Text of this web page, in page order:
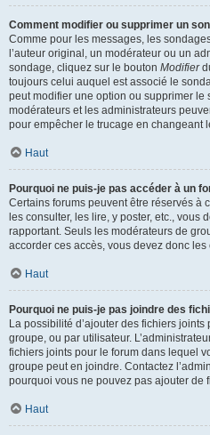
Comment modifier ou supprimer un
Comme pour les messages, les
l’auteur original, un modérateur ou un
sondage, cliquez sur le bouton Modifier
toujours celui auquel est associé le
peut modifier une option ou supprimer le
modérateurs et les administrateurs
pour empêcher le trucage en changeant
Haut
Pourquoi ne puis-je pas accéder à un
Certains forums peuvent être réservés à
les consulter, les lire, y poster, etc., vous
rapportant. Seuls les modérateurs de
accorder ces accès, vous devez donc les
Haut
Pourquoi ne puis-je pas joindre des
La possibilité d’ajouter des fichiers
groupe, ou par utilisateur.
fichiers joints pour le forum dans lequel
groupe peut en joindre. Contactez
pourquoi vous ne pouvez pas ajouter de
Haut